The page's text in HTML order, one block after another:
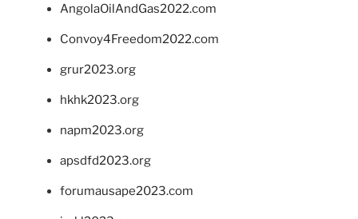
AngolaOilAndGas2022.com
Convoy4Freedom2022.com
grur2023.org
hkhk2023.org
napm2023.org
apsdfd2023.org
forumausape2023.com